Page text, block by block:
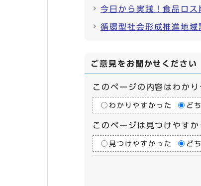
今日から実践！食品ロス
循環型社会形成推進地域
ご意見をお聞かせください
このページの内容はわか
わかりやすかった ど
このページは見つけやすか
見つけやすかった ど